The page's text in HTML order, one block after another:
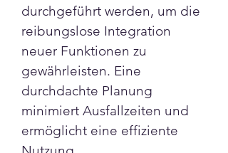
durchgeführt werden, um die
reibungslose Integration
neuer Funktionen zu
gewährleisten. Eine
durchdachte Planung
minimiert Ausfallzeiten und
ermöglicht eine effiziente